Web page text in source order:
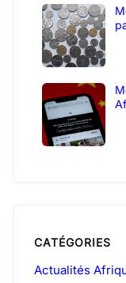
CATÉGORIES
Actualités